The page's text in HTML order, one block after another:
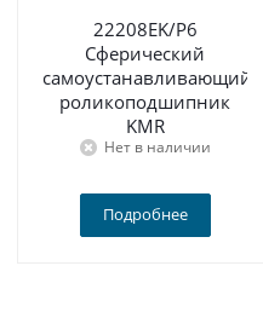
22208EK/P6
Сферический
самоустанавливающийся
роликоподшипник
KMR
Нет в наличии
Подробнее